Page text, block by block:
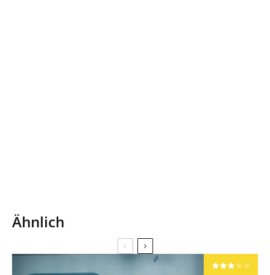
Ähnlich